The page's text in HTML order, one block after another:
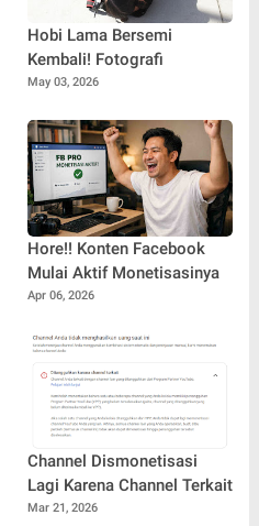
Hobi Lama Bersemi
Kembali! Fotografi
May 03, 2026
Hore!! Konten Facebook
Mulai Aktif Monetisasinya
Apr 06, 2026
Channel Dismonetisasi
Lagi Karena Channel Terkait
Mar 21, 2026